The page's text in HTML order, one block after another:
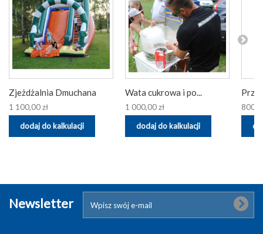
Zjeżdżalnia Dmuchana
1 100,00 zł
dodaj do kalkulacji
Wata cukrowa i po...
1 000,00 zł
dodaj do kalkulacji
Newsletter